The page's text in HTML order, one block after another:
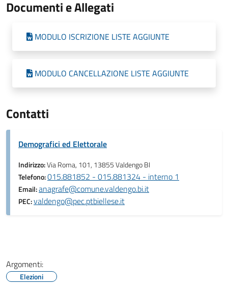
Documenti e Allegati
MODULO ISCRIZIONE LISTE AGGIUNTE
MODULO CANCELLAZIONE LISTE AGGIUNTE
Contatti
Demografici ed Elettorale
Indirizzo:Via Roma, 101, 13855 Valdengo BI
Telefono:015.881852 - 015.881324 - interno 1
Email:anagrafe@comune.valdengo.bi.it
PEC:valdengo@pec.ptbiellese.it
Argomenti:
Elezioni